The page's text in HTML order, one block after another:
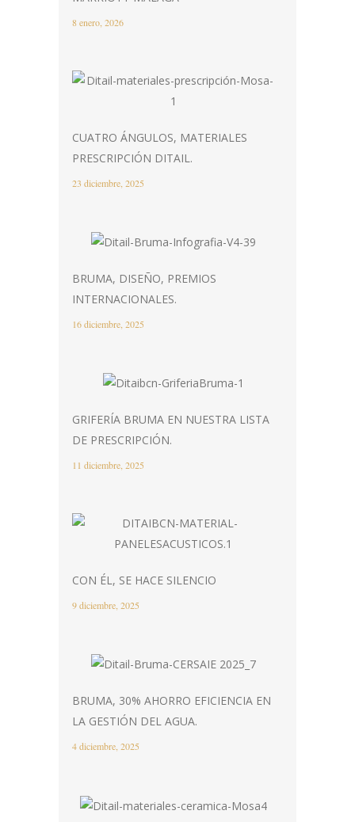
8 enero, 2026
CUATRO ÁNGULOS, MATERIALES
PRESCRIPCIÓN DITAIL.
23 diciembre, 2025
BRUMA, DISEÑO, PREMIOS
INTERNACIONALES.
16 diciembre, 2025
GRIFERÍA BRUMA EN NUESTRA LISTA
DE PRESCRIPCIÓN.
11 diciembre, 2025
CON ÉL, SE HACE SILENCIO
9 diciembre, 2025
BRUMA, 30% AHORRO EFICIENCIA EN
LA GESTIÓN DEL AGUA.
4 diciembre, 2025